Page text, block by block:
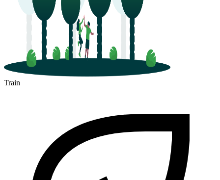
Train